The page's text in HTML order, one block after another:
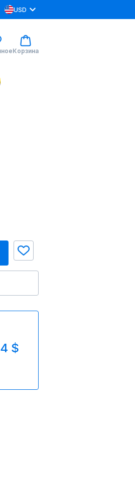
USD
Корзина
$